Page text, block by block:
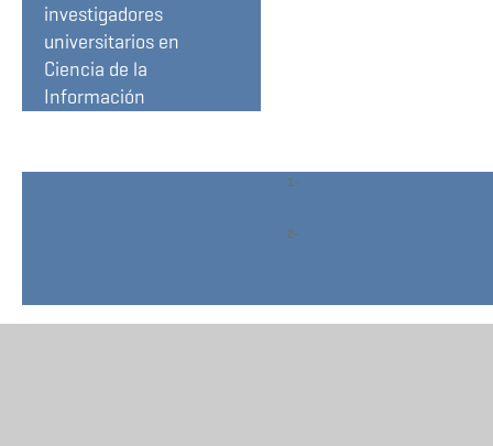
investigadores
universitarios en
Ciencia de la
Información